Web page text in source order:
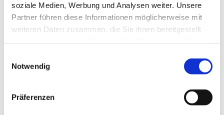
soziale Medien, Werbung und Analysen weiter. Unsere
Partner führen diese Informationen möglicherweise mit
weiteren Daten zusammen, die Sie ihnen bereitgestellt
Notwendig
Präferenzen